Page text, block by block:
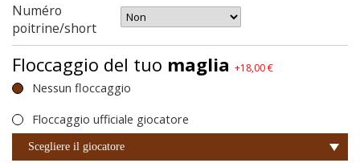
Numéro
poitrine/short
Floccaggio del tuo maglia +18,00 €
Nessun floccaggio
Floccaggio ufficiale giocatore
Scegliere il giocatore